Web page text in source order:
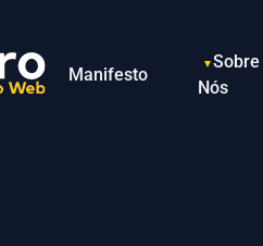
Manifesto
Sobre
Nós